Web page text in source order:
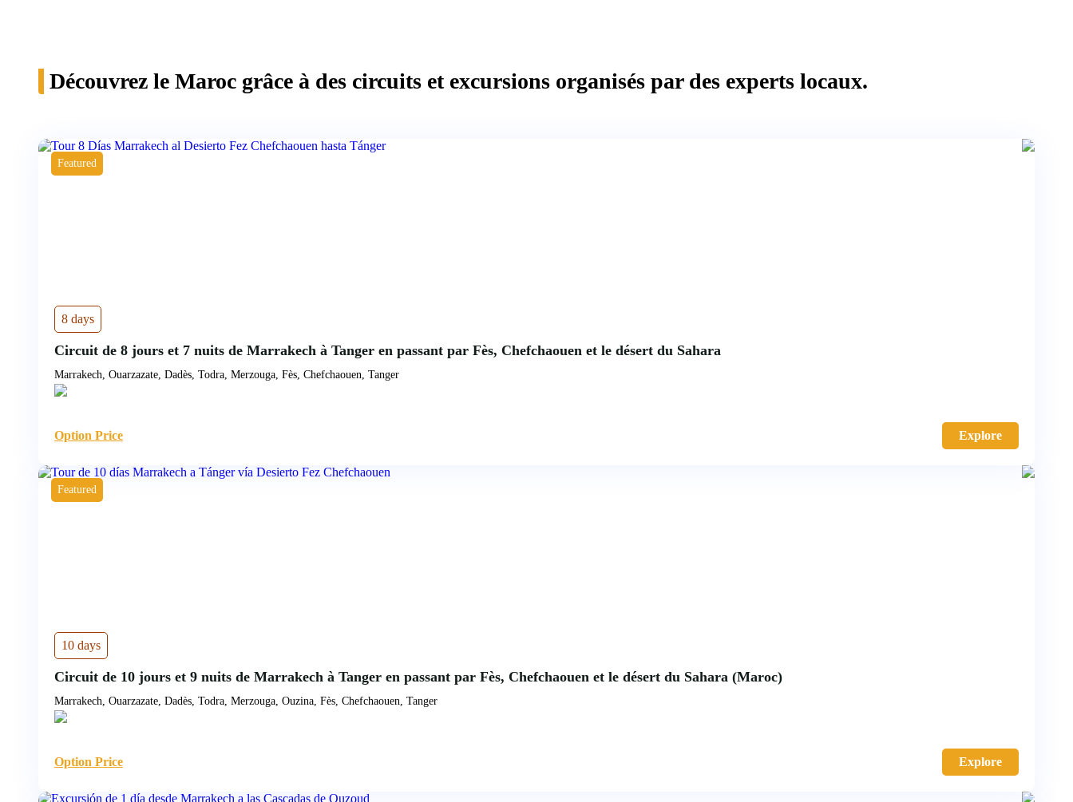
Découvrez le Maroc grâce à des circuits et excursions organisés par des experts locaux.
Featured
8 days
Circuit de 8 jours et 7 nuits de Marrakech à Tanger en passant par Fès, Chefchaouen et le désert du Sahara
Marrakech, Ouarzazate, Dadès, Todra, Merzouga, Fès, Chefchaouen, Tanger
Option Price Explore
Featured
10 days
Circuit de 10 jours et 9 nuits de Marrakech à Tanger en passant par Fès, Chefchaouen et le désert du Sahara (Maroc)
Marrakech, Ouarzazate, Dadès, Todra, Merzouga, Ouzina, Fès, Chefchaouen, Tanger
Option Price Explore